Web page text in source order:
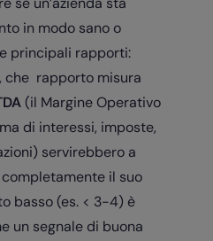
in modo sano o
principali rapporti:
, che rapporto misura
(il Margine Operativo
di interessi, imposte,
servirebbero a
completamente il suo
basso (es. < 3-4) è
un segnale di buona